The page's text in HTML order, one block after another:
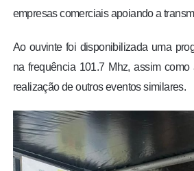
empresas comerciais apoiando a
Ao ouvinte foi disponibilizada uma
na frequência 101.7 Mhz, assim
realização de outros eventos similares.